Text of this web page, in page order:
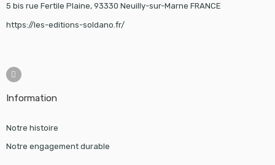
5 bis rue Fertile Plaine, 93330 Neuilly-sur-Marne FRANCE
https://les-editions-soldano.fr/
Information
Notre histoire
Notre engagement durable